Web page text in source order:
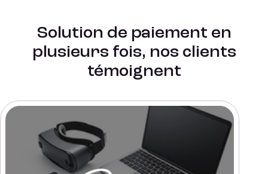
Solution de paiement en
plusieurs fois, nos clients
témoignent